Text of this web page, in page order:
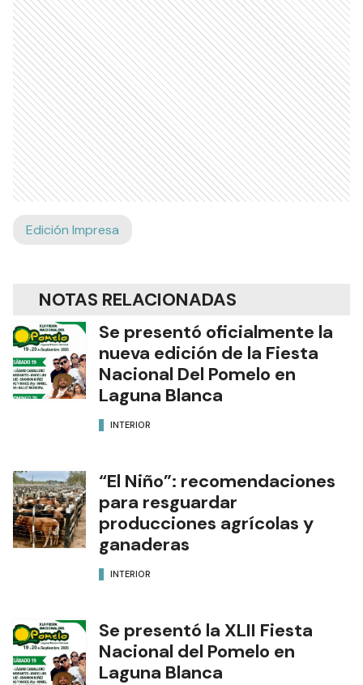
Edición Impresa
NOTAS RELACIONADAS
Se presentó oficialmente la
nueva edición de la Fiesta
Nacional Del Pomelo en
Laguna Blanca
INTERIOR
“El Niño”: recomendaciones
para resguardar
producciones agrícolas y
ganaderas
INTERIOR
Se presentó la XLII Fiesta
Nacional del Pomelo en
Laguna Blanca